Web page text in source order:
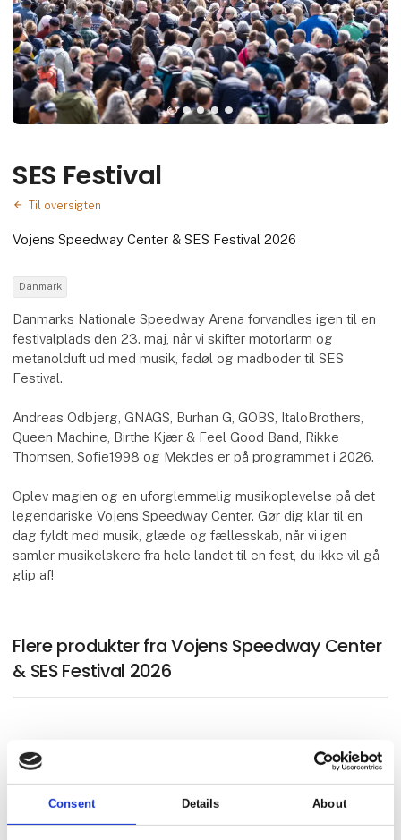
Consent Details About
SES Festival
Til oversigten
Vojens Speedway Center & SES Festival 2026
Danmark
Danmarks Nationale Speedway Arena forvandles igen til en
festivalplads den 23. maj, når vi skifter motorlarm og
metanolduft ud med musik, fadøl og madboder til SES
Festival.
Andreas Odbjerg, GNAGS, Burhan G, GOBS, ItaloBrothers,
Queen Machine, Birthe Kjær & Feel Good Band, Rikke
Thomsen, Sofie1998 og Mekdes er på programmet i 2026.
Oplev magien og en uforglemmelig musikoplevelse på det
legendariske Vojens Speedway Center. Gør dig klar til en
dag fyldt med musik, glæde og fællesskab, når vi igen
samler musikelskere fra hele landet til en fest, du ikke vil gå
glip af!
Flere produkter fra Vojens Speedway Center
& SES Festival 2026
Deluxe Homeart FIM Speedway Grand
Prix of Denmark